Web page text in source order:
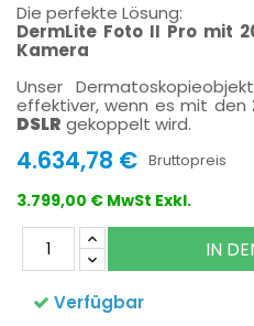
Die perfekte Lösung:
DermLite Foto II Pro mit
Kamera
Unser
effektiver, wenn es mit den
DSLR gekoppelt wird.
4.634,78 € Bruttopreis
3.799,00 € MwSt Exkl.
IN
Verfügbar